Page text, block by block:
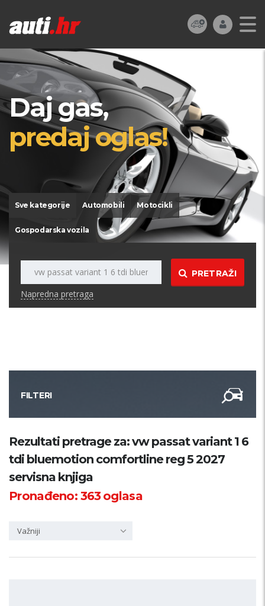
Daj gas,
predaj oglas!
Sve kategorije Automobili Motocikli
Gospodarska vozila
PRETRAŽI
Napredna pretraga
FILTERI
Kategorija
Županija
Samo sa slikom
Rezultati pretrage za: vw passat variant 1 6
tdi bluemotion comfortline reg 5 2027
servisna knjiga
Pronađeno:363oglasa
Važniji